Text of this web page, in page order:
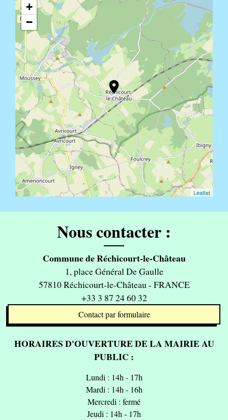
location_on
+
−
Leaflet
Nous contacter :
Commune de Réchicourt-le-Château
1, place Général De Gaulle
57810 Réchicourt-le-Château - FRANCE
+33 3 87 24 60 32
Contact par formulaire
HORAIRES D'OUVERTURE DE LA MAIRIE AU
PUBLIC :
Lundi : 14h - 17h
Mardi : 14h - 16h
Mercredi : fermé
Jeudi : 14h - 17h